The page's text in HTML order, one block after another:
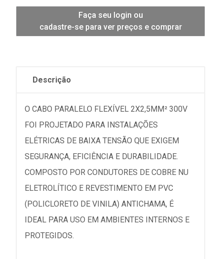
Faça seu login ou
cadastre-se para ver preços e comprar
Descrição
O CABO PARALELO FLEXÍVEL 2X2,5MM² 300V
FOI PROJETADO PARA INSTALAÇÕES
ELÉTRICAS DE BAIXA TENSÃO QUE EXIGEM
SEGURANÇA, EFICIÊNCIA E DURABILIDADE.
COMPOSTO POR CONDUTORES DE COBRE NU
ELETROLÍTICO E REVESTIMENTO EM PVC
(POLICLORETO DE VINILA) ANTICHAMA, É
IDEAL PARA USO EM AMBIENTES INTERNOS E
PROTEGIDOS.